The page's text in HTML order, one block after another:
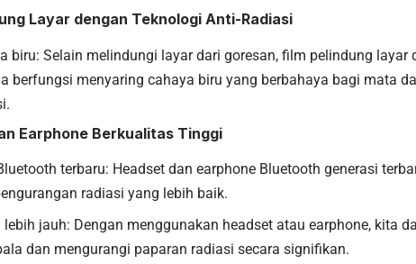
Layar dengan Teknologi Anti-Radiasi
biru: Selain melindungi layar dari goresan, film pelindung layar
berfungsi menyaring cahaya biru yang berbahaya bagi mata
Earphone Berkualitas Tinggi
terbaru: Headset dan earphone Bluetooth generasi
radiasi yang lebih baik.
jauh: Dengan menggunakan headset atau earphone, kita
dan mengurangi paparan radiasi secara signifikan.